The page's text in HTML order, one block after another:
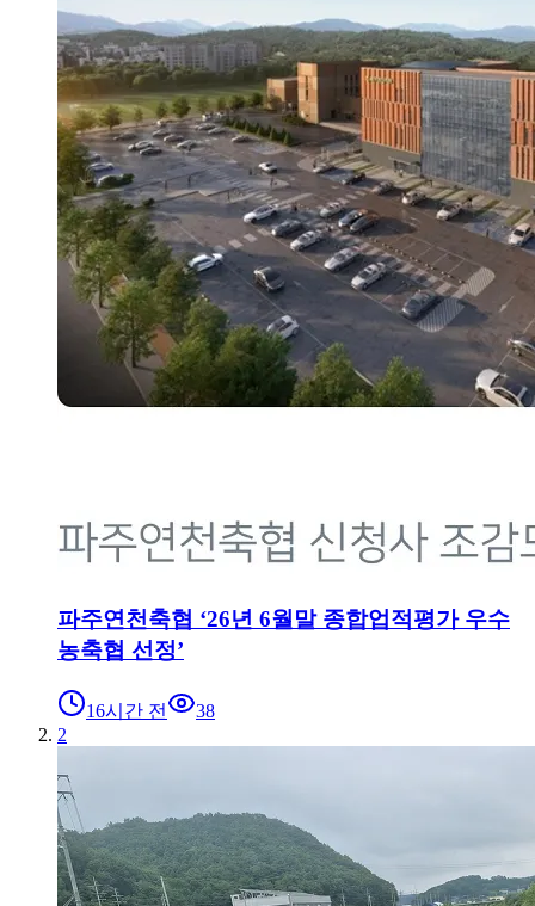
파주연천축협 ‘26년 6월말 종합업적평가 우수
농축협 선정’
16시간 전
38
2